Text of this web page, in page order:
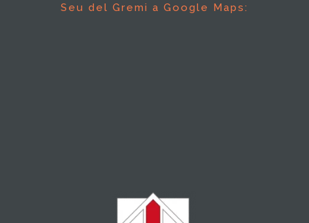
Seu del Gremi a Google Maps: